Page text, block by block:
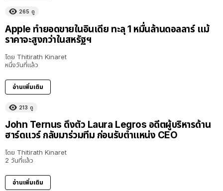
265 ดู
Apple ทำยอดขายในอินเดีย ทะลุ 1 หมื่นล้านดอลลาร์ แม้
ราคาจะสูงกว่าในสหรัฐฯ
โดย Thitirath Kinaret
หนึ่งวันที่แล้ว
อ่านเพิ่มเติม
213 ดู
John Ternus ดึงตัว Laura Legros อดีตผู้บริหารด้าน
ฮาร์ดแวร์ กลับมาร่วมทีม ก่อนรับตำแหน่ง CEO
โดย Thitirath Kinaret
2 วันที่แล้ว
อ่านเพิ่มเติม